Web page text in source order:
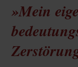
Leserinitiative
Urlaub und Nichtstun
Gleichberechtigung
Krieg und Frieden
in
»Mein